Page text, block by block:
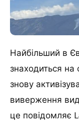
Найбільший в
знаходиться на
знову
виверження
це повідомляє